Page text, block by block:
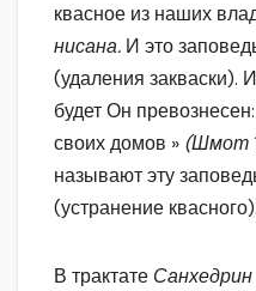
квасное из наших
нисана. И это
(удаления закваски).
будет Он
своих домов » (Шмот
называют эту
(устранение квасного).
В трактате Санхедрин